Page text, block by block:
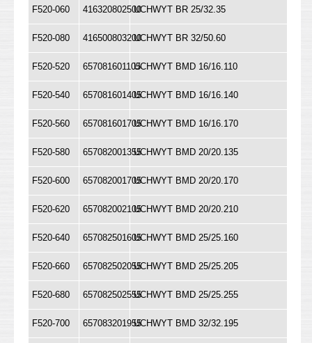
F520-060 416320802500UCHWYT BR 25/32.35
F520-080 416500803200UCHWYT BR 32/50.60
F520-520 657081601105UCHWYT BMD 16/16.110
F520-540 657081601405UCHWYT BMD 16/16.140
F520-560 657081601705UCHWYT BMD 16/16.170
F520-580 657082001355UCHWYT BMD 20/20.135
F520-600 657082001705UCHWYT BMD 20/20.170
F520-620 657082002105UCHWYT BMD 20/20.210
F520-640 657082501605UCHWYT BMD 25/25.160
F520-660 657082502055UCHWYT BMD 25/25.205
F520-680 657082502555UCHWYT BMD 25/25.255
F520-700 657083201955UCHWYT BMD 32/32.195